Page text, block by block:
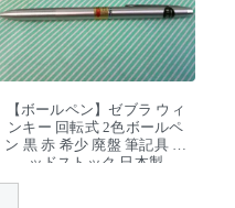
【ボールペン】ゼブラ ウィ
ンキー 回転式 2色ボールペ
ン 黒 赤 希少 廃盤 筆記具 デ
ッドストック 日本製